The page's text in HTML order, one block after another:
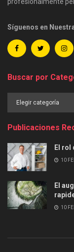
Síguenos en
Buscar por
Publicaciones
El
10
El
10